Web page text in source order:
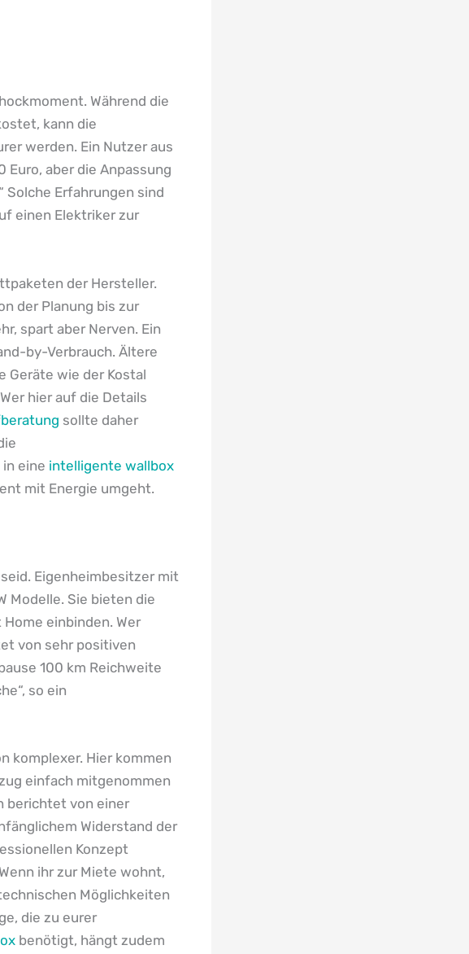
Während die
kann die
werden. Ein Nutzer aus
aber die Anpassung
Solche Erfahrungen sind
einen Elektriker zur
der Hersteller.
der Planung bis zur
spart aber Nerven. Ein
by-Verbrauch. Ältere
Geräte wie der Kostal
hier auf die Details
sollte daher
eine intelligente wallbox
mit Energie umgeht.
Eigenheimbesitzer mit
Modelle. Sie bieten die
einbinden. Wer
von sehr positiven
100 km Reichweite
so ein
komplexer. Hier kommen
einfach mitgenommen
berichtet von einer
Widerstand der
Konzept
ihr zur Miete wohnt,
Möglichkeiten
die zu eurer
benötigt, hängt zudem